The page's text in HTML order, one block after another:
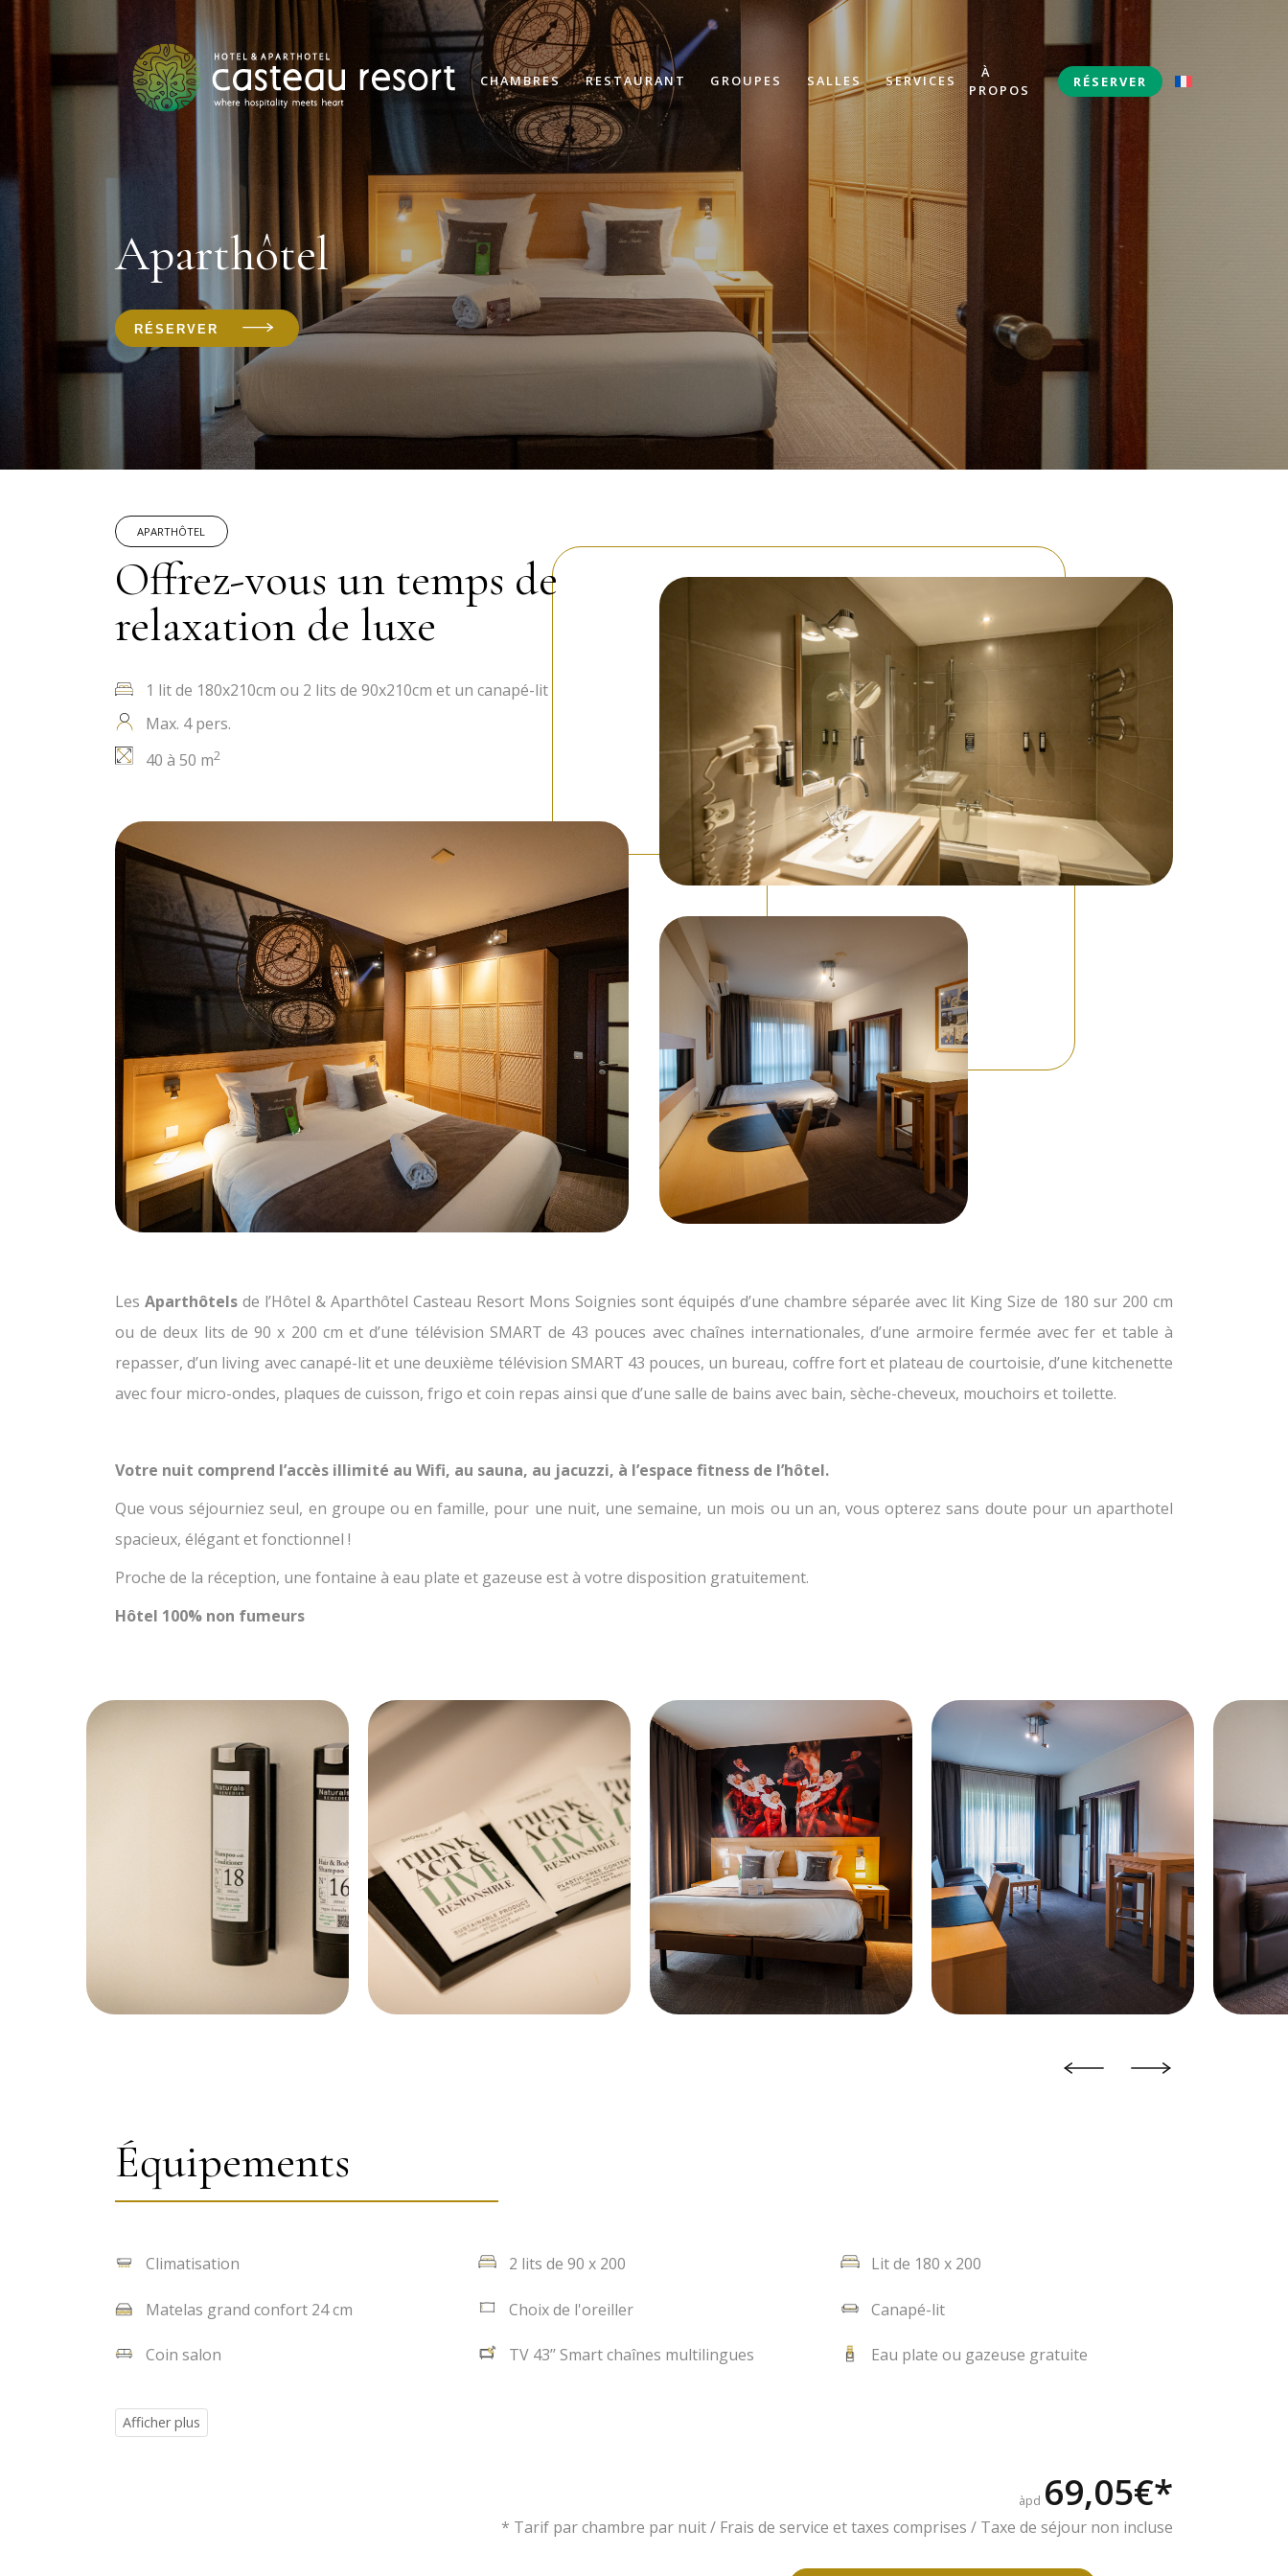
CHAMBRES RESTAURANT GROUPES SALLES SERVICES
À
PROPOS
RÉSERVER
Aparthôtel
RÉSERVER
APARTHÔTEL
Offrez-vous un temps de
relaxation de luxe
1 lit de 180x210cm ou 2 lits de 90x210cm et un canapé-lit
Max. 4 pers.
40 à 50 m2
Les Aparthôtels de l’Hôtel & Aparthôtel Casteau Resort Mons Soignies sont équipés d’une chambre séparée avec lit King Size de 180 sur 200 cm
ou de deux lits de 90 x 200 cm et d’une télévision SMART de 43 pouces avec chaînes internationales, d’une armoire fermée avec fer et table à
repasser, d’un living avec canapé-lit et une deuxième télévision SMART 43 pouces, un bureau, coffre fort et plateau de courtoisie, d’une kitchenette
avec four micro-ondes, plaques de cuisson, frigo et coin repas ainsi que d’une salle de bains avec bain, sèche-cheveux, mouchoirs et toilette.
Votre nuit comprend l’accès illimité au Wifi, au sauna, au jacuzzi, à l’espace fitness de l’hôtel.
Que vous séjourniez seul, en groupe ou en famille, pour une nuit, une semaine, un mois ou un an, vous opterez sans doute pour un aparthotel
spacieux, élégant et fonctionnel !
Proche de la réception, une fontaine à eau plate et gazeuse est à votre disposition gratuitement.
Hôtel 100% non fumeurs
Équipements
Climatisation 2 lits de 90 x 200 Lit de 180 x 200
Matelas grand confort 24 cm Choix de l'oreiller Canapé-lit
Coin salon TV 43’’ Smart chaînes multilingues Eau plate ou gazeuse gratuite
àpd 69,05€*
* Tarif par chambre par nuit / Frais de service et taxes comprises / Taxe de séjour non incluse